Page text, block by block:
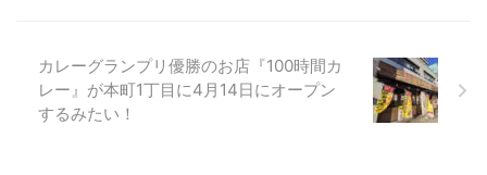
カレーグランプリ優勝のお店『100時間カ
レー』が本町1丁目に4月14日にオープン
するみたい！